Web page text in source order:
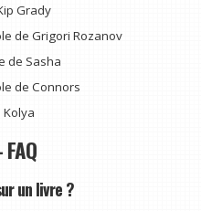
Grady
de Grigori Rozanov
de Sasha
de Connors
un livre ?